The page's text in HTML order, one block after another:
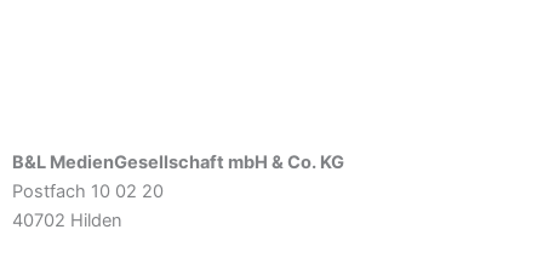
B&L MedienGesellschaft mbH & Co. KG
Postfach 10 02 20
40702 Hilden